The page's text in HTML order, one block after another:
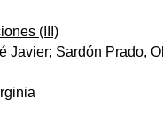
(III)
Javier; Sardón Prado,